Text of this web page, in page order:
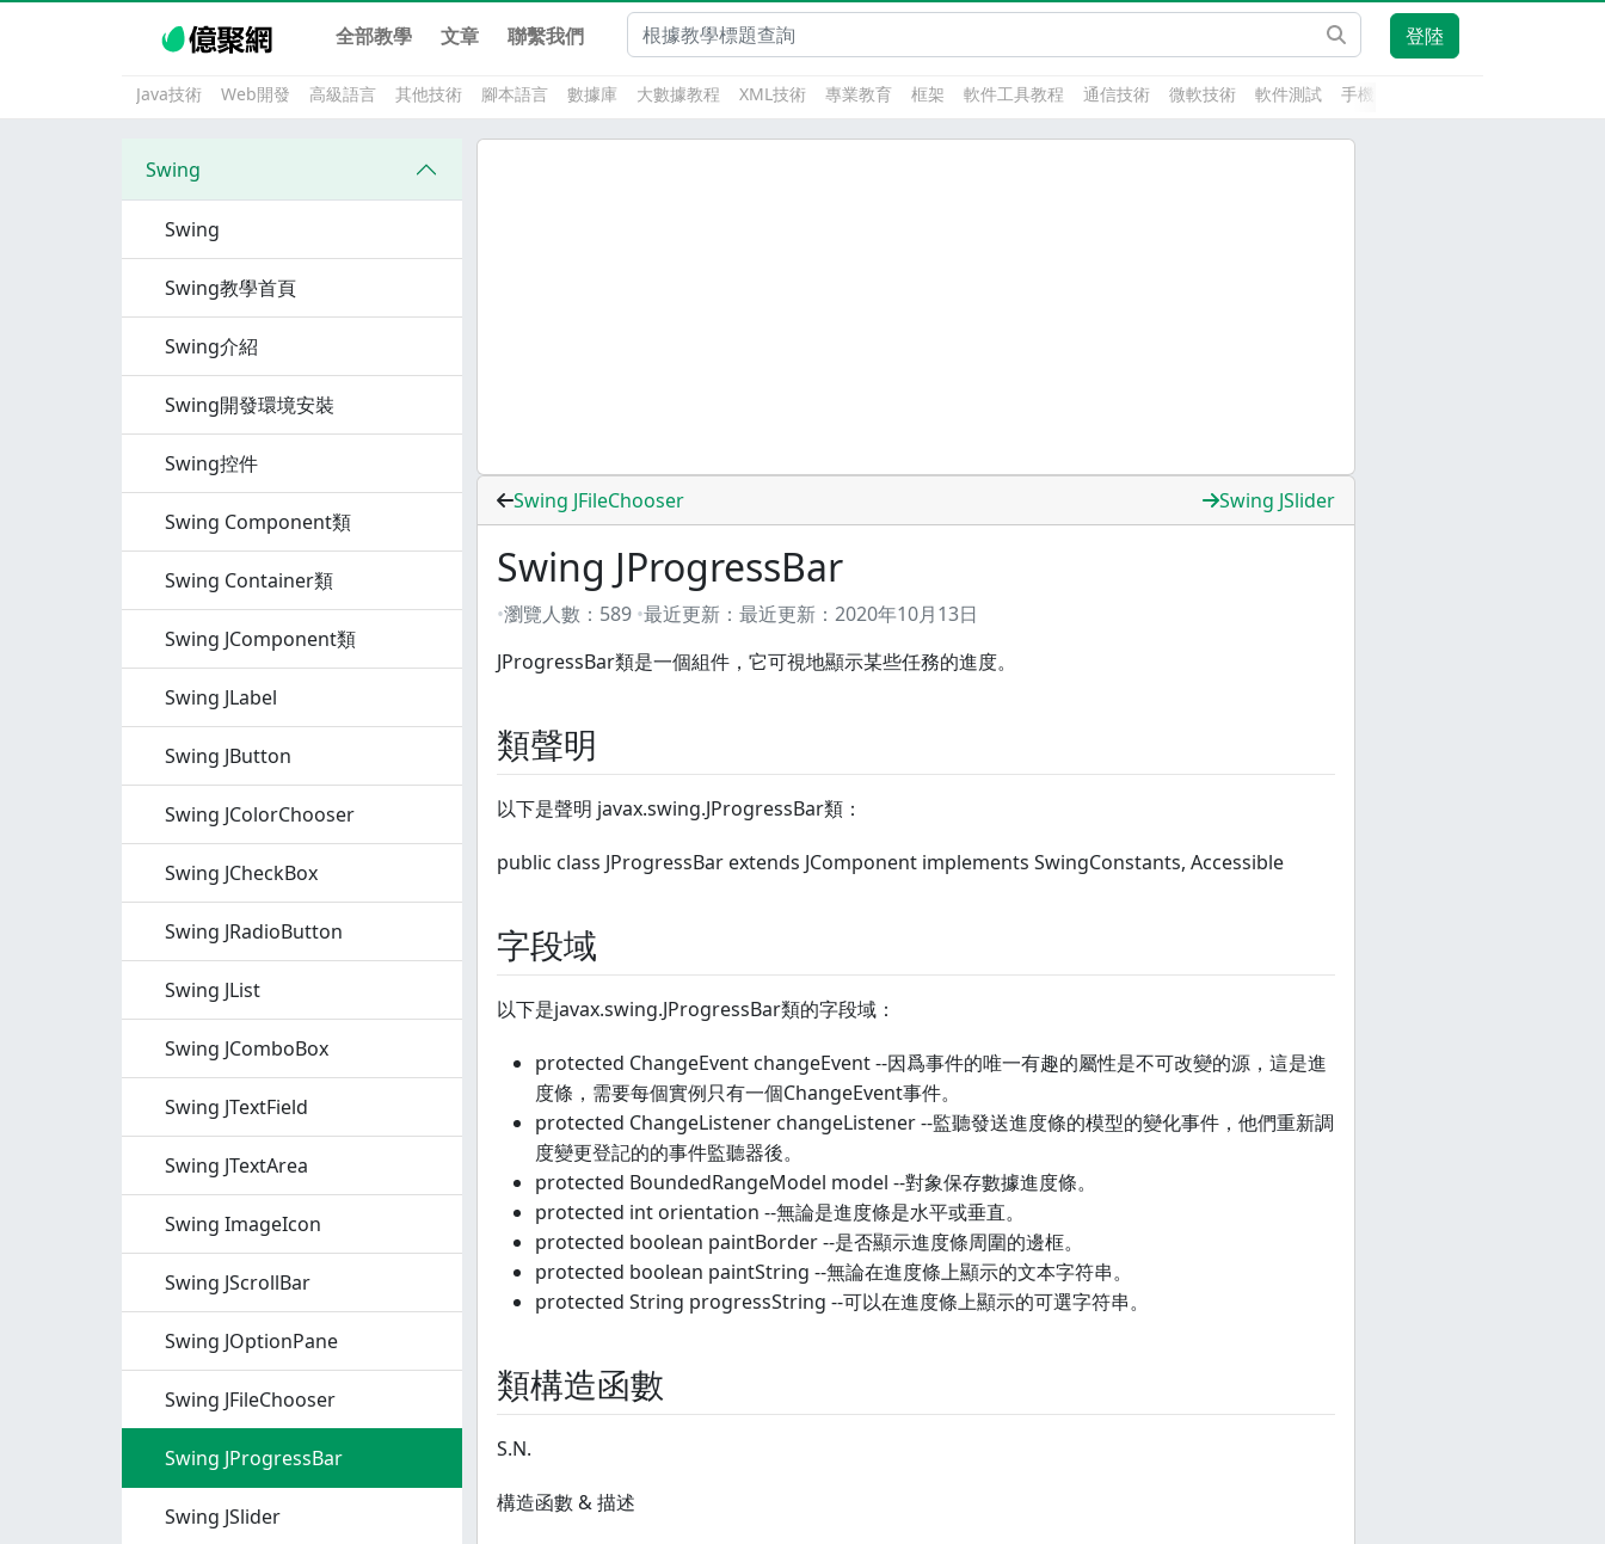
全部教學 文章 聯繫我們 登陸
Java技術 Web開發 高級語言 其他技術 腳本語言 數據庫 大數據教程 XML技術 專業教育 框架 軟件工具教程 通信技術 微軟技術 軟件測試 手機開發
Swing
Swing
Swing教學首頁
Swing介紹
Swing開發環境安裝
Swing控件
Swing Component類
Swing Container類
Swing JComponent類
Swing JLabel
Swing JButton
Swing JColorChooser
Swing JCheckBox
Swing JRadioButton
Swing JList
Swing JComboBox
Swing JTextField
Swing JTextArea
Swing ImageIcon
Swing JScrollBar
Swing JOptionPane
Swing JFileChooser
Swing JProgressBar
Swing JSlider
Swing JFileChooser Swing JSlider
Swing JProgressBar
瀏覽人數： 589 最近更新： 最近更新： 2020年10月13日
JProgressBar類是一個組件，它可視地顯示某些任務的進度。
類聲明
以下是聲明 javax.swing.JProgressBar類：
public class JProgressBar extends JComponent implements SwingConstants, Accessible
字段域
以下是javax.swing.JProgressBar類的字段域：
protected ChangeEvent changeEvent --因爲事件的唯一有趣的屬性是不可改變的源，這是進
度條，需要每個實例只有一個ChangeEvent事件。
protected ChangeListener changeListener --監聽發送進度條的模型的變化事件，他們重新調
度變更登記的的事件監聽器後。
protected BoundedRangeModel model --對象保存數據進度條。
protected int orientation --無論是進度條是水平或垂直。
protected boolean paintBorder --是否顯示進度條周圍的邊框。
protected boolean paintString --無論在進度條上顯示的文本字符串。
protected String progressString --可以在進度條上顯示的可選字符串。
類構造函數
S.N.
構造函數 & 描述